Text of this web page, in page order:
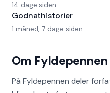
Om Fyldepennen
På Fyldepennen deler
14 dage siden
Godnathistorier
1 måned, 7 dage siden